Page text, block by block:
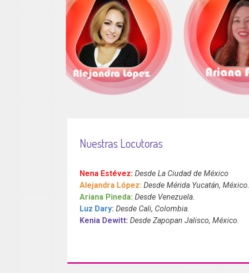
Nuestras Locutoras
Nena Estévez: Desde La Ciudad de México
Alejandra López: Desde Mérida Yucatán, México.
Ariana Pineda: Desde Venezuela.
Luz Dary: Desde Cali, Colombia.
Kenia Dewitt: Desde Zapopan Jalisco, México.